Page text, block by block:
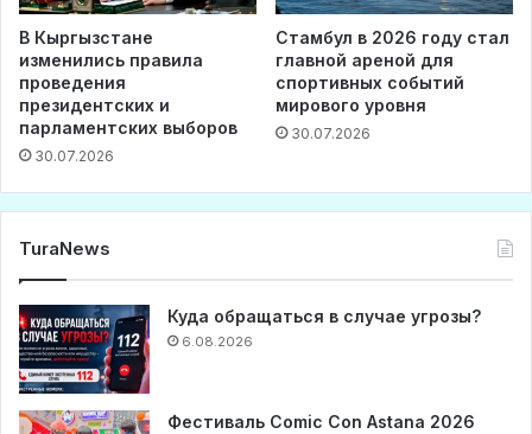
В Кыргызстане
изменились правила
проведения
президентских и
парламентских выборов
30.07.2026
Стамбул в 2026 году стал
главной ареной для
спортивных событий
мирового уровня
30.07.2026
TuraNews
Куда обращаться в случае угрозы?
6.08.2026
Фестиваль Comic Con Astana 2026